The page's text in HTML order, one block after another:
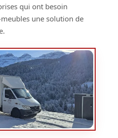
qui ont besoin
une solution de